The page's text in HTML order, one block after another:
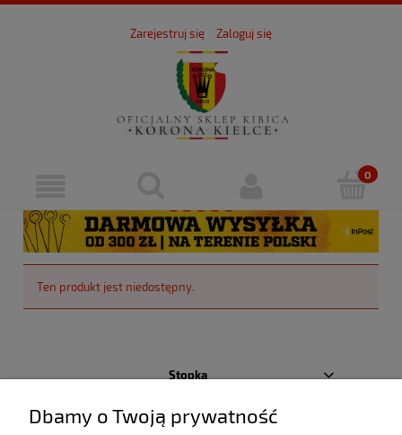
Zarejestruj się Zaloguj się
Ten produkt jest niedostępny.
Stopka
pokaż pełną wersję strony
Dbamy o Twoją prywatność